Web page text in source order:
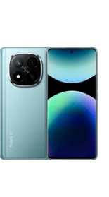
para el Redmi
tareas básicas
decentes en
para el